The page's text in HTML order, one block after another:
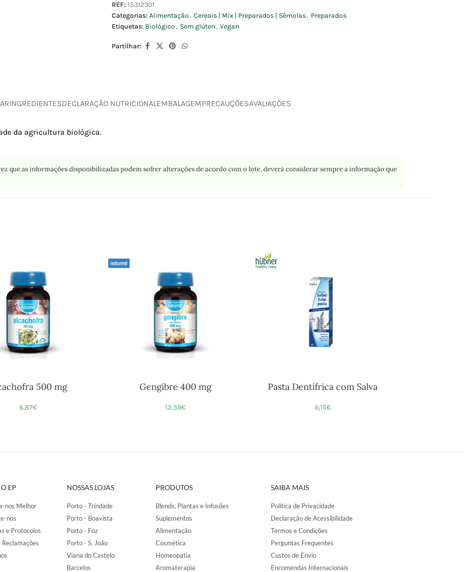
REF: 15312301
Categorias: Alimentação , Cereais | Mix | Preparados | Sêmolas, Preparados
Etiquetas: Biológico , Sem glúten, Vegan
Partilhar:
INGREDIENTESDECLARAÇÃO NUTRICIONAL EMBALAGEMPRECAUÇÕESAVALIAÇÕES
da agricultura biológica.
que as informações disponibilizadas podem sofrer alterações de acordo com o lote, deverá considerar sempre a informação que
500 mg
6,87€
Gengibre 400 mg
13,59€
Pasta Dentífrica com Salva
6,15€
EP
nos Melhor
nos
e Protocolos
NOSSAS LOJAS
Porto - Trindade
Porto - Boavista
Porto - Foz
Porto - S. João
Viana do Castelo
Barcelos
PRODUTOS
Blends, Plantas e Infusões
Suplementos
Alimentação
Cosmética
Homeopatia
Aromaterapia
SAIBA MAIS
Política de Privacidade
Declaração de Acessibilidade
Termos e Condições
Perguntas Frequentes
Custos de Envio
Encomendas Internacionais